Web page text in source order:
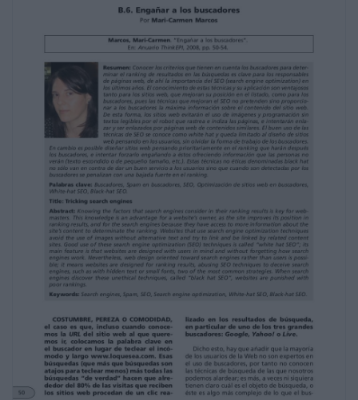
los últimos años. El conocimiento de estas técnicas y
su aplicación son ventajosos
tanto para los sitios web, que mejoran su posición en
el listado, como para los
buscadores, pues las técnicas que mejoran el SEO
no pretenden sino proporcionar a los buscadores la
máxima información sobre el contenido del sitio web.
De esta forma, los sitios web evitarán el uso de
imágenes y programación sin
textos legibles por el robot que rastrea e indiza las
páginas, e intentarán enlazar y ser enlazados por
páginas web de contenidos similares. El buen uso de
las
técnicas de SEO se conoce como white hat y queda
limitado al diseño de sitios
web pensando en los usuarios, sin olvidar la forma de
trabajo de los buscadores.
En cambio es posible diseñar sitios web pensando
prioritariamente en el ranking que harán después
éstos ofreciendo información que las personas no
verán (texto escondido o de pequeño tamaño, etc.).
Estas técnicas no éticas denominadas black hat
no sólo van en contra de dar un buen servicio a los
usuarios sino que cuando son detectadas por los